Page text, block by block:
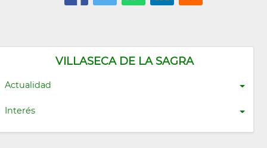
VILLASECA DE LA SAGRA
Actualidad
Interés